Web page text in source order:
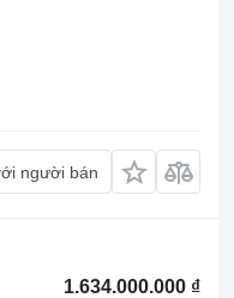
người bán
1.634.000.000 ₫